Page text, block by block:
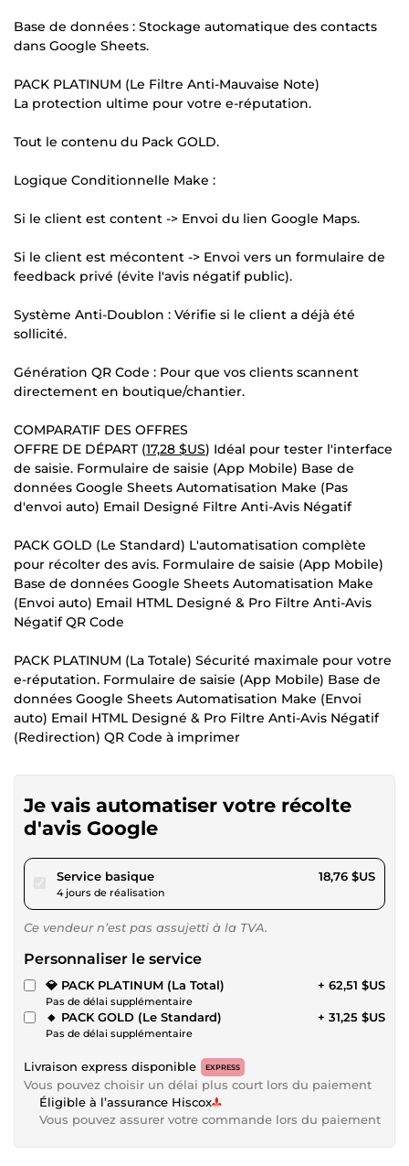
Base de données : Stockage automatique des contacts
dans Google Sheets.
PACK PLATINUM (Le Filtre Anti-Mauvaise Note)
La protection ultime pour votre e-réputation.
Tout le contenu du Pack GOLD.
Logique Conditionnelle Make :
Si le client est content -> Envoi du lien Google Maps.
Si le client est mécontent -> Envoi vers un formulaire de
feedback privé (évite l'avis négatif public).
Système Anti-Doublon : Vérifie si le client a déjà été
sollicité.
Génération QR Code : Pour que vos clients scannent
directement en boutique/chantier.
COMPARATIF DES OFFRES
OFFRE DE DÉPART (17,28 $US) Idéal pour tester l'interface
de saisie. Formulaire de saisie (App Mobile) Base de
données Google Sheets Automatisation Make (Pas
d'envoi auto) Email Designé Filtre Anti-Avis Négatif
PACK GOLD (Le Standard) L'automatisation complète
pour récolter des avis. Formulaire de saisie (App Mobile)
Base de données Google Sheets Automatisation Make
(Envoi auto) Email HTML Designé & Pro Filtre Anti-Avis
Négatif QR Code
PACK PLATINUM (La Totale) Sécurité maximale pour votre
e-réputation. Formulaire de saisie (App Mobile) Base de
données Google Sheets Automatisation Make (Envoi
auto) Email HTML Designé & Pro Filtre Anti-Avis Négatif
(Redirection) QR Code à imprimer
Je vais automatiser votre récolte
d'avis Google
Service basiquepour 17,28 $US
4 jours de réalisation
18,76 $US
Ce vendeur n’est pas assujetti à la TVA.
Personnaliser le service
💎 PACK PLATINUM (La Total)
Pas de délai supplémentaire
+ 62,51 $US
🔸 PACK GOLD (Le Standard)
Pas de délai supplémentaire
+ 31,25 $US
Livraison express disponible EXPRESS
Vous pouvez choisir un délai plus court lors du paiement
Éligible à l’assurance Hiscox
Vous pouvez assurer votre commande lors du paiement